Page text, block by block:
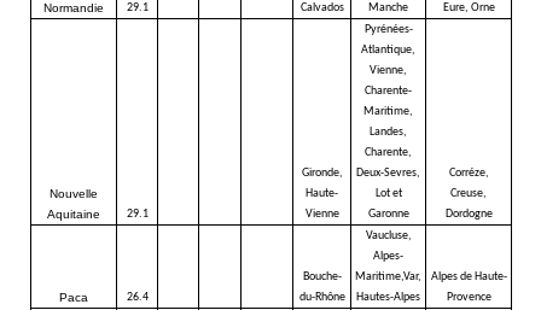
Normandie 29.1
Calvados
Manche Eure, Orne
Nouvelle
Aquitaine
29.1
Gironde,
Haute-
Vienne
Pyrénées-
Atlantique,
Vienne,
Charente-
Maritime,
Landes,
Charente,
Deux-Sevres,
Lot et
Garonne
Corréze,
Creuse,
Dordogne
Paca 26.4
Bouche-
du-Rhône
Vaucluse,
Alpes-
Maritime,Var,
Hautes-Alpes
Alpes de Haute-
Provence